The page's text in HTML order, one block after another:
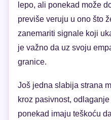
lepo, ali ponekad može
previše veruju u ono što
zanemariti signale koji
je važno da uz svoju
granice.
Još jedna slabija strana
kroz pasivnost,
ponekad imaju teškoću